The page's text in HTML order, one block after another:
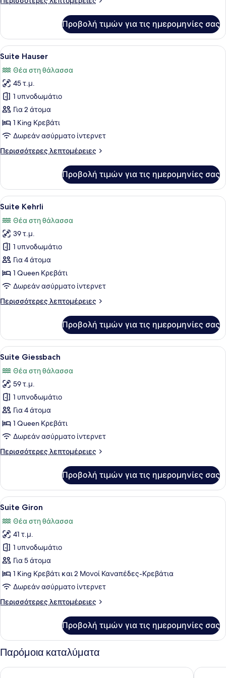
Horace
Edouard
Προβολή τιμών για τις ημερομηνίες σας
Προβολή
όλων
των
φωτογραφιών
για
Suite
Hauser
Ένα δωμάτιο με ένα κρεβάτι, δύο
2
Suite Hauser
Θέα στη θάλασσα
45 τ.μ.
1 υπνοδωμάτιο
Για 2 άτομα
1 King Κρεβάτι
Δωρεάν ασύρματο ίντερνετ
Περισσότερες λεπτομέρειες
Περισσότερες
Hauser
Προβολή τιμών για τις ημερομηνίες σας
Προβολή
όλων
των
φωτογραφιών
για
Suite
Kehrli
Ένα δωμάτιο ξενοδοχείου με ένα
3
Suite Kehrli
Θέα στη θάλασσα
39 τ.μ.
1 υπνοδωμάτιο
Για 4 άτομα
1 Queen Κρεβάτι
Δωρεάν ασύρματο ίντερνετ
Περισσότερες λεπτομέρειες
Περισσότερες
Kehrli
Προβολή τιμών για τις ημερομηνίες σας
Προβολή
όλων
των
φωτογραφιών
για
Suite
Giessbach
Ένα δωμάτιο με έναν κόκκινο
5
Suite Giessbach
Θέα στη θάλασσα
59 τ.μ.
1 υπνοδωμάτιο
Για 4 άτομα
1 Queen Κρεβάτι
Δωρεάν ασύρματο ίντερνετ
Περισσότερες λεπτομέρειες
Περισσότερες
Giessbach
Προβολή τιμών για τις ημερομηνίες σας
Προβολή
όλων
των
φωτογραφιών
για
Suite
Giron
Ένα υπνοδωμάτιο με ένα ξύλινο
4
Suite Giron
Θέα στη θάλασσα
41 τ.μ.
1 υπνοδωμάτιο
Για 5 άτομα
1 King Κρεβάτι και 2 Μονοί Καναπέδες-Κρεβάτια
Δωρεάν ασύρματο ίντερνετ
Περισσότερες λεπτομέρειες
Περισσότερες
Giron
Προβολή τιμών για τις ημερομηνίες σας
Παρόμοια καταλύματα
Hotel Brienzerburli Victoria